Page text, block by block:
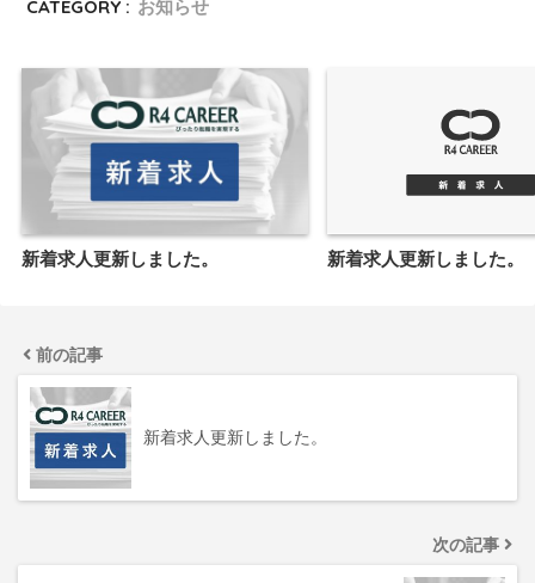
CATEGORY : お知らせ
新着求人更新しました。 新着求人更新しました。
前の記事
新着求人更新しました。
次の記事